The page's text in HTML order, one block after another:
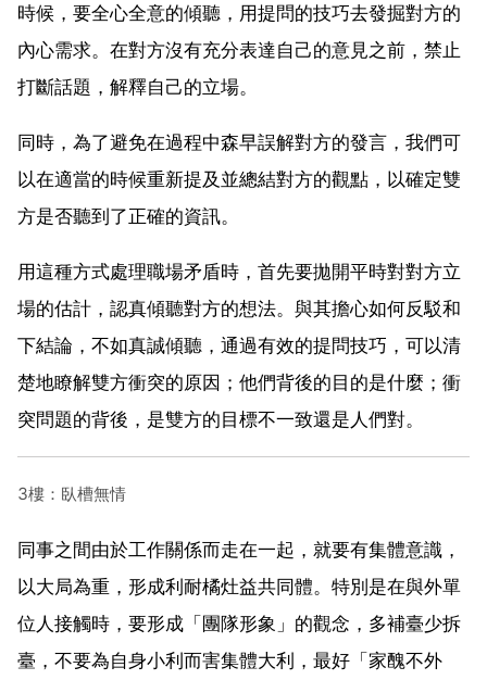
時候，要全心全意的傾聽，用提問的技巧去發掘對方的
內心需求。在對方沒有充分表達自己的意見之前，禁止
打斷話題，解釋自己的立場。
同時，為了避免在過程中森早誤解對方的發言，我們可
以在適當的時候重新提及並總結對方的觀點，以確定雙
方是否聽到了正確的資訊。
用這種方式處理職場矛盾時，首先要拋開平時對對方立
場的估計，認真傾聽對方的想法。與其擔心如何反駁和
下結論，不如真誠傾聽，通過有效的提問技巧，可以清
楚地瞭解雙方衝突的原因；他們背後的目的是什麼；衝
突問題的背後，是雙方的目標不一致還是人們對。
3樓：臥槽無情
同事之間由於工作關係而走在一起，就要有集體意識，
以大局為重，形成利耐橘灶益共同體。特別是在與外單
位人接觸時，要形成「團隊形象」的觀念，多補臺少拆
臺，不要為自身小利而害集體大利，最好「家醜不外